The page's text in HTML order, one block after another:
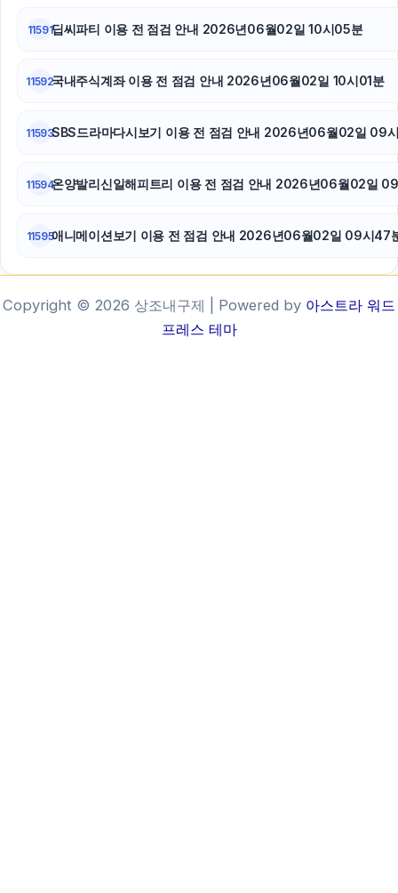
11591딥씨파티 이용 전 점검 안내 2026년06월02일 10시05분
11592국내주식계좌 이용 전 점검 안내 2026년06월02일 10시01분
11593SBS드라마다시보기 이용 전 점검 안내 2026년06월02일 09
11594온양발리신일해피트리 이용 전 점검 안내 2026년06월02일
11595애니메이션보기 이용 전 점검 안내 2026년06월02일 09시47
Copyright © 2026 상조내구제 | Powered by 아스트라 워드
프레스 테마